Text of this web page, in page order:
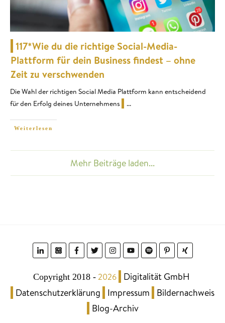
117*Wie du die richtige Social-Media-
Plattform für dein Business findest – ohne
Zeit zu verschwenden
Die Wahl der richtigen Social Media Plattform kann entscheidend
für den Erfolg deines Unternehmens
...
Weiterlesen
Mehr Beiträge laden...
Copyright 2018 - 2026
Digitalität GmbH
Datenschutzerklärung
Impressum
Bildernachweis
Blog-Archiv